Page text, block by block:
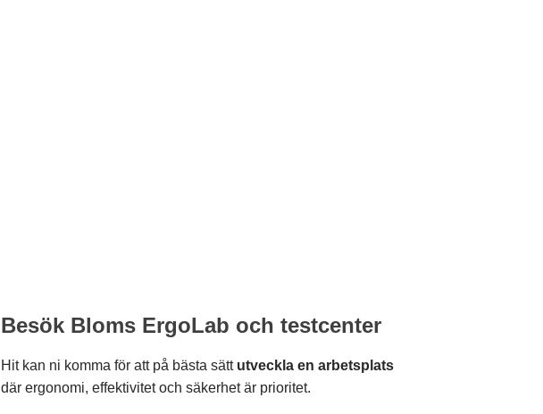
Besök Bloms ErgoLab och testcenter
Hit kan ni komma för att på bästa sätt utveckla en arbetsplats
där ergonomi, effektivitet och säkerhet är prioritet.